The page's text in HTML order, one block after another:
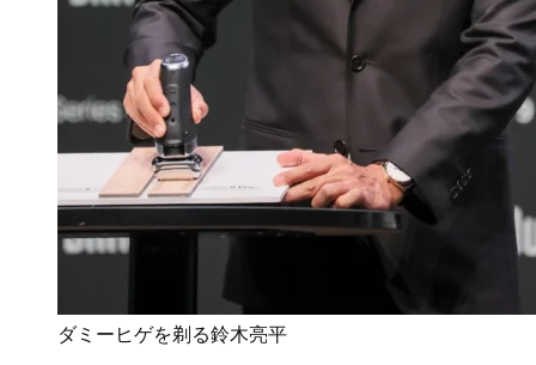
ダミーヒゲを剃る鈴木亮平